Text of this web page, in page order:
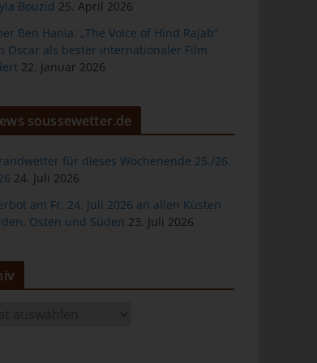
Bouzid 25. April 2026
Ben Hania: „The Voice of Hind Rajab“
Oscar als bester internationaler Film
22. Januar 2026
soussewetter.de
für dieses Wochenende 25./26.
24. Juli 2026
am Fr, 24. Juli 2026 an allen Küsten
Osten und Süden 23. Juli 2026